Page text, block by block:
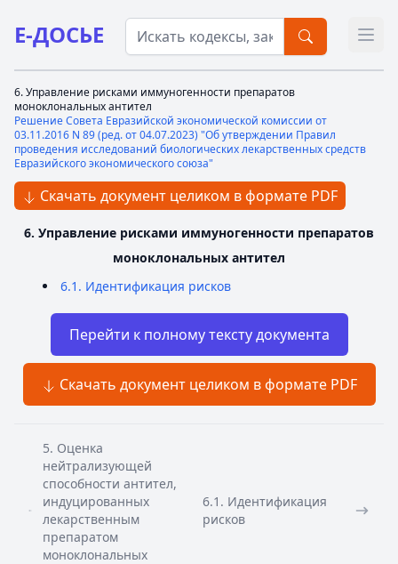
Е-ДОСЬЕ
6. Управление рисками иммуногенности препаратов
моноклональных антител
Решение Совета Евразийской экономической комиссии от
03.11.2016 N 89 (ред. от 04.07.2023) "Об утверждении Правил
проведения исследований биологических лекарственных средств
Евразийского экономического союза"
Скачать документ целиком в формате PDF
6. Управление рисками иммуногенности препаратов
моноклональных антител
6.1. Идентификация рисков
Перейти к полному тексту документа
Скачать документ целиком в формате PDF
5. Оценка
нейтрализующей
способности антител,
индуцированных
лекарственным
препаратом
моноклональных
6.1. Идентификация
рисков